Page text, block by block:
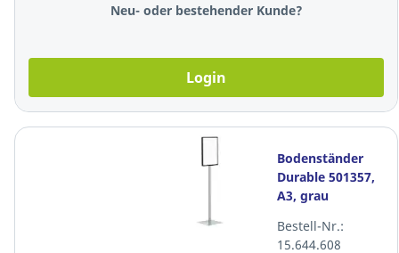
Neu- oder bestehender Kunde?
Login
Bodenständer
Durable 501357,
A3, grau
Bestell-Nr.:
15.644.608